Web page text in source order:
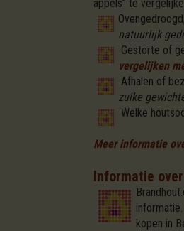
appels” te
natuurlijk
Gestorte of
vergelijken
Afhalen of
zulke
Welke
Meer informatie
Informatie
kopen in